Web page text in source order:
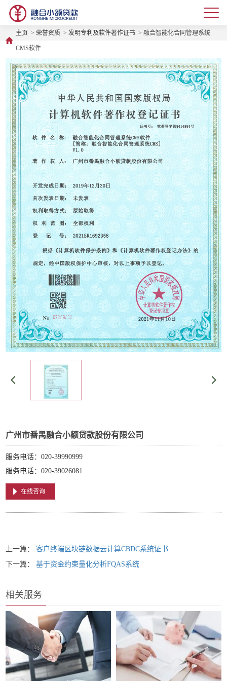
主页 >荣誉资质 >发明专利及软件著作证书 > 融合智能化合同管理系统
CMS软件
广州市番禺融合小额贷款股份有限公司
服务电话：020-39990999
服务电话：020-39026081
在线咨询
上一篇：客户终端区块链数据云计算CBDC系统证书
下一篇：基于资金约束量化分析FQAS系统
相关服务